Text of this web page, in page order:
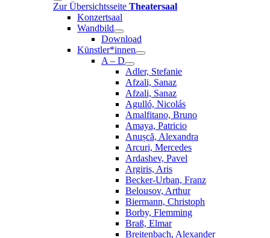
Zur Übersichtsseite Theatersaal
Konzertsaal
Wandbild
Download
Künstler*innen
A – D
Adler, Stefanie
Afzali, Sanaz
Afzali, Sanaz
Agulló, Nicolás
Amalfitano, Bruno
Amaya, Patricio
Anușcă, Alexandra
Arcuri, Mercedes
Ardashev, Pavel
Argiris, Aris
Becker-Urban, Franz
Belousov, Arthur
Biermann, Christoph
Borby, Flemming
Braß, Elmar
Breitenbach, Alexander